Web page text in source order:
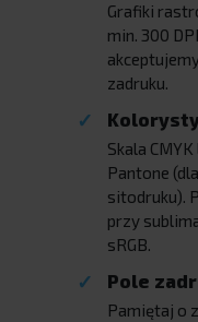
Grafiki
min. 300
zadruku.
Skala
Pantone
sitodruku).
przy
sRGB.
Pole
Pamiętaj o